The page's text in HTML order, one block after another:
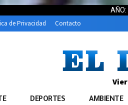
AÑO:
de Privacidad Contacto
DEPORTES AMBIENTE